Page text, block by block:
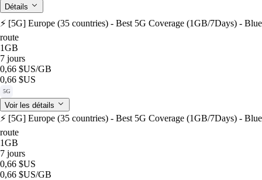
Détails
⚡️ [5G] Europe (35 countries) - Best 5G Coverage (1GB/7Days) - Blue
route
1GB
7 jours
0,66 $US/GB
0,66 $US
5G
Voir les détails
⚡️ [5G] Europe (35 countries) - Best 5G Coverage (1GB/7Days) - Blue
route
1GB
7 jours
0,66 $US
0,66 $US/GB